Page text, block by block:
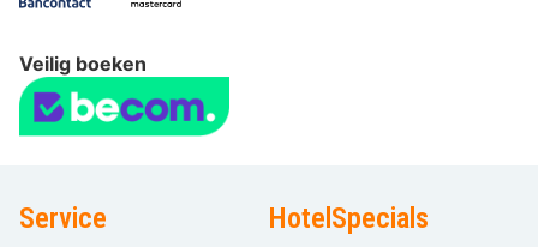
Veilig boeken
Service HotelSpecials